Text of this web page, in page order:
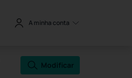
A minha conta
Modificar